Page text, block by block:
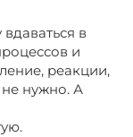
в
и
реакции,
нужно. А